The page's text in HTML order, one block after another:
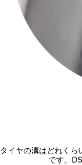
タイヤの溝はどれく
です。